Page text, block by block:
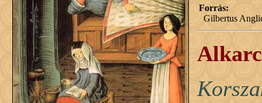
Forrás:
Gilbertus